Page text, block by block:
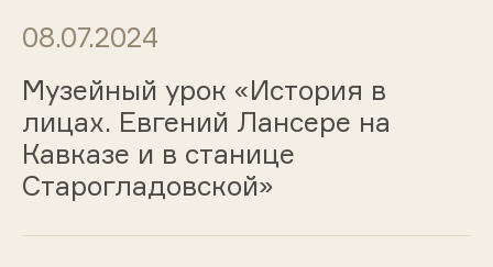
08.07.2024
Музейный урок «История в
лицах. Евгений Лансере на
Кавказе и в станице
Старогладовской»